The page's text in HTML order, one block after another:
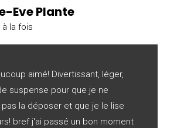
Eve Plante
à la fois
aimé! Divertissant, léger,
suspense pour que je ne
pas la déposer et que je le lise
bref j'ai passé un bon moment